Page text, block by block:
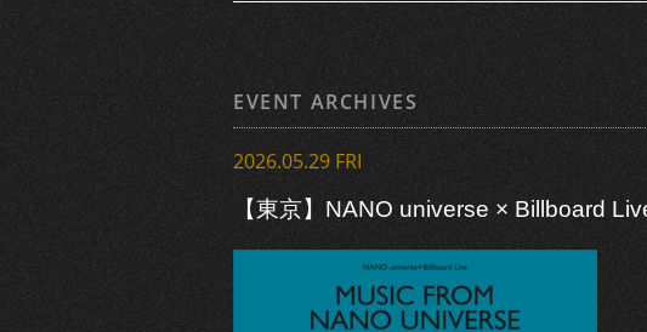
EVENT ARCHIVES
2026.05.29 FRI
【東京】NANO universe × Billboard